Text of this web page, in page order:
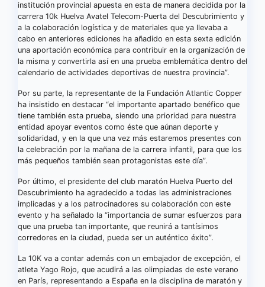
institución provincial apuesta en esta de manera decidida por la
carrera 10k Huelva Avatel Telecom-Puerta del Descubrimiento y
a la colaboración logística y de materiales que ya llevaba a
cabo en anteriores ediciones ha añadido en esta sexta edición
una aportación económica para contribuir en la organización de
la misma y convertirla así en una prueba emblemática dentro del
calendario de actividades deportivas de nuestra provincia”.
Por su parte, la representante de la Fundación Atlantic Copper
ha insistido en destacar “el importante apartado benéfico que
tiene también esta prueba, siendo una prioridad para nuestra
entidad apoyar eventos como éste que aúnan deporte y
solidaridad, y en la que una vez más estaremos presentes con
la celebración por la mañana de la carrera infantil, para que los
más pequeños también sean protagonistas este día”.
Por último, el presidente del club maratón Huelva Puerto del
Descubrimiento ha agradecido a todas las administraciones
implicadas y a los patrocinadores su colaboración con este
evento y ha señalado la “importancia de sumar esfuerzos para
que una prueba tan importante, que reunirá a tantísimos
corredores en la ciudad, pueda ser un auténtico éxito”.
La 10K va a contar además con un embajador de excepción, el
atleta Yago Rojo, que acudirá a las olimpiadas de este verano
en París, representando a España en la disciplina de maratón y